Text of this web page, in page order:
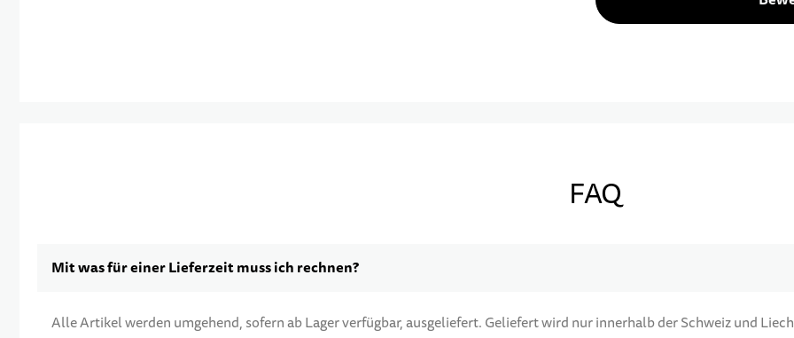
FAQ
Mit was für einer Lieferzeit muss ich rechnen?
Alle Artikel werden umgehend, sofern ab Lager verfügbar, ausgeliefert. Geliefert wird nur innerhalb der Schweiz und